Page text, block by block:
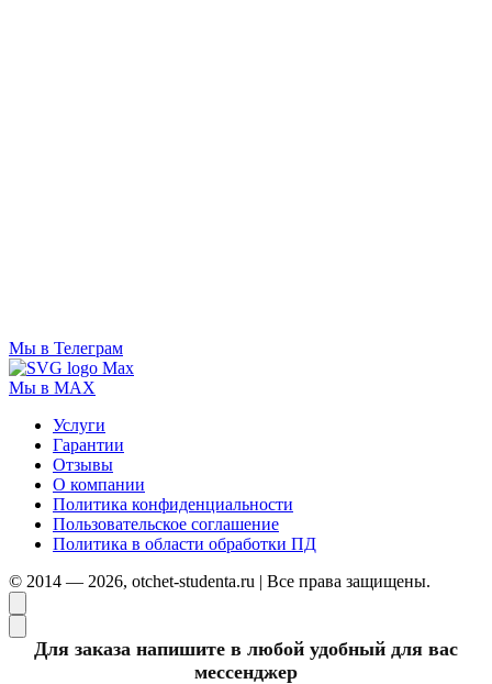
Мы в Телеграм
Мы в MAX
Услуги
Гарантии
Отзывы
О компании
Политика конфиденциальности
Пользовательское соглашение
Политика в области обработки ПД
© 2014 — 2026, otchet-studenta.ru | Все права защищены.
Для заказа напишите в любой удобный для вас
мессенджер